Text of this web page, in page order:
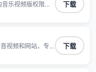
乐视频版权限制.
戏延迟. 提升国内
海量边缘. 动态多
下载
视频和网站，专
、腾讯视频、
阴阳师、和平精
下载